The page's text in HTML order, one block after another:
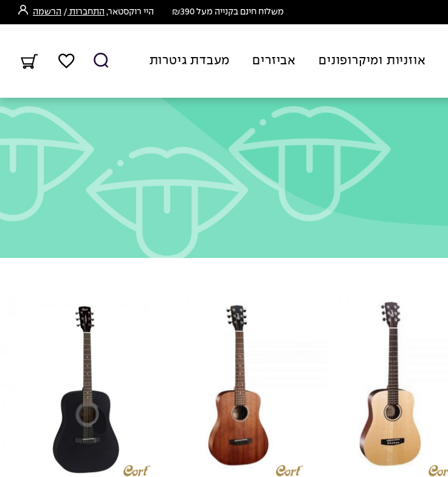
משלוח חינם בקנייה מעל ₪390 היי רוקסטאר, התחברות / הרשמה
אוזניות ומיקרופונים אביזרים מעבדת גיטרות